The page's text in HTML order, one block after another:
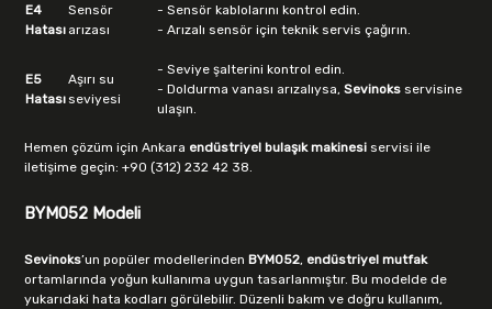
E4
Hatası
Sensör
arızası
- Sensör kablolarını kontrol edin.
- Arızalı sensör için teknik servis çağırın.
E5
Hatası
Aşırı su
seviyesi
- Seviye şalterini kontrol edin.
- Doldurma vanası arızalıysa,Sevinoks servisine
ulaşın.
Hemen çözüm için Ankara endüstriyel bulaşık makinesi servisi ile
iletişime geçin: +90 (312) 232 42 38.
BYM052 Modeli
Sevinoks’un popüler modellerindenBYM052, endüstriyel mutfak
ortamlarında yoğun kullanıma uygun tasarlanmıştır. Bu modelde de
yukarıdaki hata kodları görülebilir. Düzenli bakım ve doğru kullanım,